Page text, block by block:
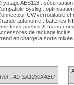
AES128 :
Syslog :
CW verrouillable et
autonomie : batteries
poches & mains
de rackage inclus
en charge la sortie
Réf : AD-SA1230XAEU